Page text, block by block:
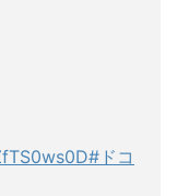
#ドコ